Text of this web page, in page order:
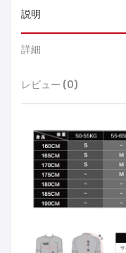
説明
詳細
レビュー (0)